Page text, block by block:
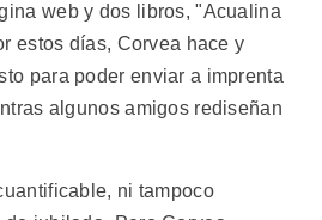
web y dos libros, "Acualina
estos días, Corvea hace y
para poder enviar a imprenta
algunos amigos rediseñan
ni tampoco